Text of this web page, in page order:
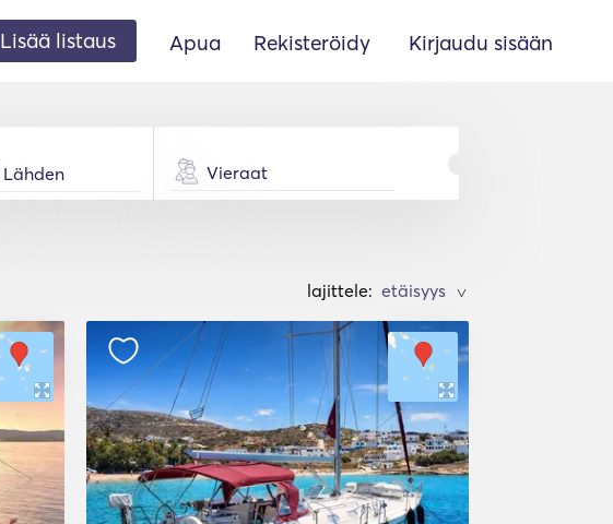
Lisää listaus Apua Rekisteröidy Kirjaudu sisään
Vieraat
lajittele: >